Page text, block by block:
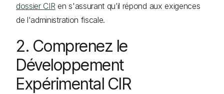
dossier CIR en s'assurant qu’il répond aux exigences
de l'administration fiscale.
2. Comprenez le
Développement
Expérimental CIR